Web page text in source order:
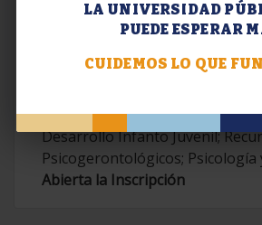
LA UNIVERSIDAD
PUEDE ESPERAR
CUIDEMOS LO QUE
Extensión.
Contemporáneas;
Desarrollo Infanto Juvenil;
Psicogerontológicos; Psicología
Abierta la Inscripción